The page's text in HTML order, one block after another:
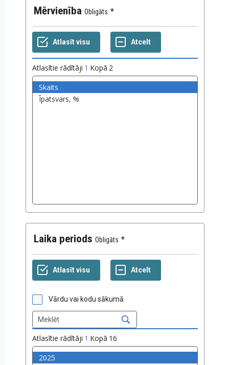
Mērvienība Obligāts
Atlasītie rādītāji 1 Kopā 2
Laika periods Obligāts
Vārdu vai kodu sākumā
Atlasītie rādītāji 1 Kopā 16